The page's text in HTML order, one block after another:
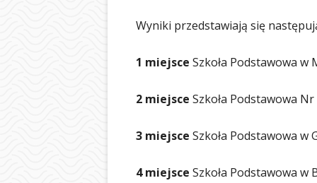
Wyniki przedstawiają się
1 miejsce Szkoła Podstawowa w
2 miejsce Szkoła Podstawowa
3 miejsce Szkoła Podstawowa w
4 miejsce Szkoła Podstawowa w